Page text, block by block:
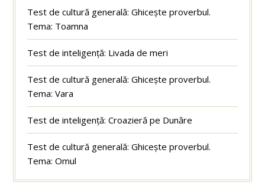
Test de cultură generală: Ghicește proverbul.
Tema: Toamna
Test de inteligență: Livada de meri
Test de cultură generală: Ghicește proverbul.
Tema: Vara
Test de inteligență: Croazieră pe Dunăre
Test de cultură generală: Ghicește proverbul.
Tema: Omul